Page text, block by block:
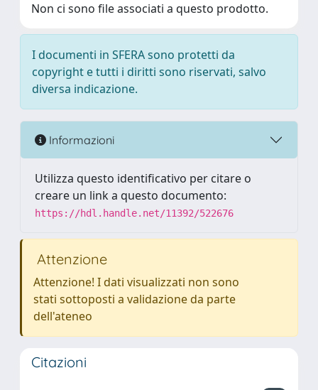
Non ci sono file associati a questo prodotto.
I documenti in SFERA sono protetti da
copyright e tutti i diritti sono riservati, salvo
diversa indicazione.
Informazioni
Utilizza questo identificativo per citare o
creare un link a questo documento:
https://hdl.handle.net/11392/522676
Attenzione
Attenzione! I dati visualizzati non sono
stati sottoposti a validazione da parte
dell'ateneo
Citazioni